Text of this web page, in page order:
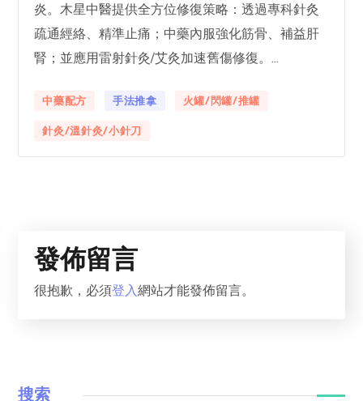
炎。木星中醫提供全方位修復策略：透過專科針灸
疏通經絡、精準止痛；中藥內服強化筋骨、補益肝
腎；並應用雷射針灸/艾灸加速舊傷修復。...
中藥配方 手法推拿
火罐/閃罐/推罐
針灸/溫針灸/小針刀
發佈留言
很抱歉，必須登入網站才能發佈留言。